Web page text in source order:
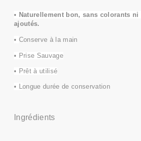
• Naturellement bon, sans colorants ni
ajoutés.
• Conserve à la main
• Prise Sauvage
• Prêt à utilisé
• Longue durée de conservation
Ingrédients